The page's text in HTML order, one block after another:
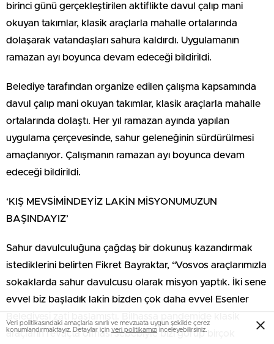
birinci günü gerçekleştirilen aktiflikte davul çalıp mani
okuyan takımlar, klasik araçlarla mahalle ortalarında
dolaşarak vatandaşları sahura kaldırdı. Uygulamanın
ramazan ayı boyunca devam edeceği bildirildi.
Belediye tarafından organize edilen çalışma kapsamında
davul çalıp mani okuyan takımlar, klasik araçlarla mahalle
ortalarında dolaştı. Her yıl ramazan ayında yapılan
uygulama çerçevesinde, sahur geleneğinin sürdürülmesi
amaçlanıyor. Çalışmanın ramazan ayı boyunca devam
edeceği bildirildi.
‘KIŞ MEVSİMİNDEYİZ LAKİN MİSYONUMUZUN
BAŞINDAYIZ’
Sahur davulculuğuna çağdaş bir dokunuş kazandırmak
istediklerini belirten Fikret Bayraktar, “Vosvos araçlarımızla
sokaklarda sahur davulcusu olarak misyon yaptık. İki sene
evvel biz başladık lakin bizden çok daha evvel Esenler
araçların revaçta olması sebebiyle bizi görüp birçok
Veri politikasındaki amaçlarla sınırlı ve mevzuata uygun şekilde çerez
konumlandırmaktayız. Detaylar için veri politikamızı inceleyebilirsiniz.